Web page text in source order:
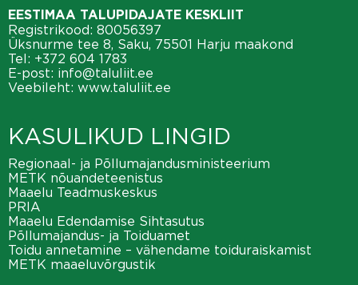
EESTIMAA TALUPIDAJATE KESKLIIT
Registrikood: 80056397
Üksnurme tee 8, Saku, 75501 Harju maakond
Tel: +372 604 1783
E-post: info@taluliit.ee
Veebileht: www.taluliit.ee
KASULIKUD LINGID
Regionaal- ja Põllumajandusministeerium
METK nõuandeteenistus
Maaelu Teadmuskeskus
PRIA
Maaelu Edendamise Sihtasutus
Põllumajandus- ja Toiduamet
Toidu annetamine – vähendame toiduraiskamist
METK maaeluvõrgustik